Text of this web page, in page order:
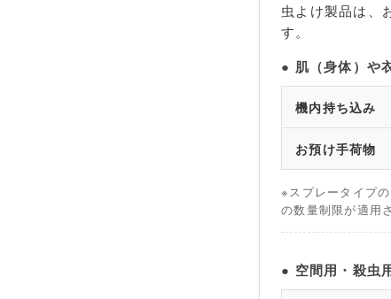
虫よけ製品は、
す。
● 肌（身体）や
機内持ち込み
お預け手荷物
※スプレータイプ
の数量制限が適用
● 空間用・殺虫